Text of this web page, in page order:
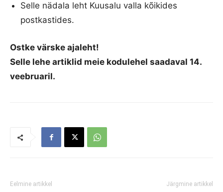
Selle nädala leht Kuusalu valla kõikides
postkastides.
Ostke värske ajaleht!
Selle lehe artiklid meie kodulehel saadaval 14.
veebruaril.
Eelmine artikkel Järgmine artikkel